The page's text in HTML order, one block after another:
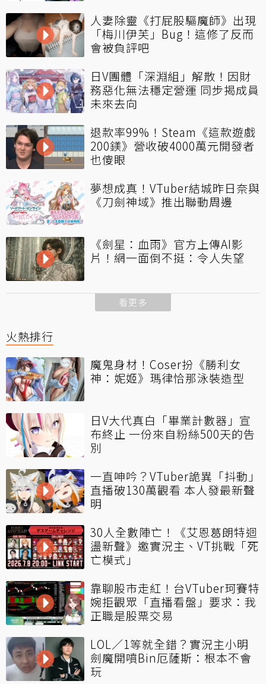
人妻除靈《打屁股驅魔師》出現
「梅川伊芙」Bug！這修了反而
會被負評吧
日V團體「深淵組」解散！因財
務惡化無法穩定營運 同步揭成員
未來去向
退款率99%！Steam《這款遊戲
200鎂》營收破4000萬元開發者
也傻眼
夢想成真！VTuber結城昨日奈與
《刀劍神域》推出聯動周邊
《劍星：血雨》官方上傳AI影
片！網一面倒不挺：令人失望
看更多
火熱排行
魔鬼身材！Coser扮《勝利女
神：妮姬》瑪律恰那泳裝造型
日V大代真白「畢業計數器」宣
布終止 一份來自粉絲500天的告
別
一直呻吟？VTuber詭異「抖動」
直播破130萬觀看 本人發最新聲
明
30人全數陣亡！《艾恩葛朗特迴
盪新聲》邀實況主、VT挑戰「死
亡模式」
靠聊股市走紅！台VTuber珂賽特
婉拒觀眾「直播看盤」要求：我
正職是股票交易
LOL／1等就全錯？實況主小明
劍魔開噴Bin厄薩斯：根本不會
玩